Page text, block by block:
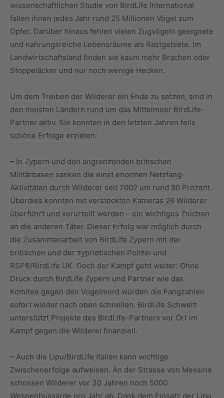
wissenschaftlichen Studie von BirdLife International
fallen ihnen jedes Jahr rund 25 Millionen Vögel zum
Opfer. Darüber hinaus fehlen vielen Zugvögeln geeignete
und nahrungsreiche Lebensräume als Rastgebiete. Im
Landwirtschaftsland finden sie kaum mehr Brachen oder
Stoppeläcker und nur noch wenige Hecken.
Um dem Treiben der Wilderer ein Ende zu setzen, sind in
den meisten Ländern rund um das Mittelmeer BirdLife-
Partner aktiv. Sie konnten in den letzten Jahren teils
schöne Erfolge erzielen:
– In Zypern und den angrenzenden britischen
Militärbasen sanken die einst enormen Netzfang-
Aktivitäten durch Wilderer seit 2002 um rund 90 Prozent.
Überdies konnten mit versteckten Kameras 26 Wilderer
überführt und verurteilt werden – ein wichtiges Zeichen
an die anderen Täter. Dieser Erfolg war möglich durch
die Zusammenarbeit von BirdLife Zypern mit der
britischen und der zypriotischen Polizei und
RSPB/BirdLife UK. Doch der Kampf geht weiter: Ohne
Druck durch BirdLife Zypern und Partner wie das
Komitee gegen den Vogelmord würden die Fangzahlen
sofort wieder nach oben schnellen. BirdLife Schweiz
unterstützt Projekte des BirdLife-Partners vor Ort im
Kampf gegen die Wilderei finanziell.
– Auch die Lipu/BirdLife Italien kann wichtige
Zwischenerfolge aufweisen. An der Strasse von Messina
schossen Wilderer vor 30 Jahren noch 5000
Wespenbussarde pro Jahr ab. Dank dem Einsatz der Lipu